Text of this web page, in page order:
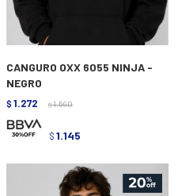
CANGURO OXX 6055 NINJA -
NEGRO
$ 1.272 $ 1.590
$ 1.145